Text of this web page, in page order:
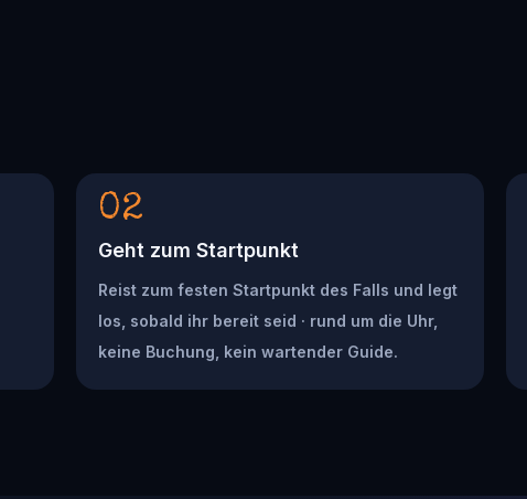
02
Geht zum Startpunkt
Reist zum festen Startpunkt des Falls und legt
los, sobald ihr bereit seid · rund um die Uhr,
keine Buchung, kein wartender Guide.